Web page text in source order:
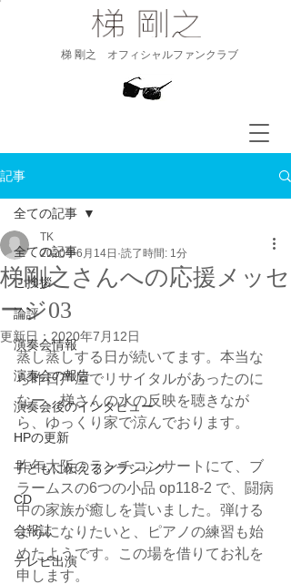
​梯 剛之 オフィシャルファンクラブ
記事
全ての記事
ご挨拶
論評
演奏会情報
演奏会の報告
演奏会後のインタビュー
HPの更新
子どもに伝えるクラシック
CD
会報誌
テレビ出演
全ての記事
梯剛之さんへの応援メッセ
ージ03
TK
2020年6月14日 読了時間: 1分
更新日： 2020年7月12日
蒸し蒸しする日が続いてます。本当な
ら昨日芦屋でリサイタルがあったのに
なー。梯さんの水の反映を聴きなが
ら、ゆっくり家で涼んでおります。
昨年大阪のランチコンサートにて、ブ
ラームスの6つの小品 op118-2 で、闘病
中の家族が癒しを貰いました。弾ける
ようになりたいと、ピアノの練習も始
めたようです。この場を借りてお礼を
申します。